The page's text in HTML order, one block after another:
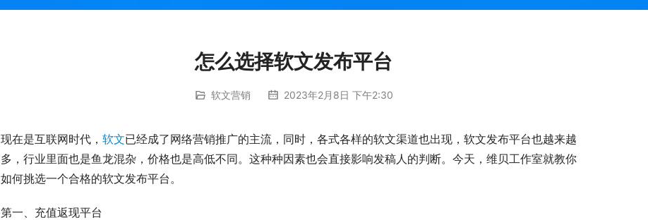
怎么选择软文发布平台
软文营销 2023年2月8日 下午2:30
现在是互联网时代， 软文已经成了网络营销推广的主流，同时，各式各样的软文渠道也出现，软文发布平台也越来越
多，行业里面也是鱼龙混杂，价格也是高低不同。这种种因素也会直接影响发稿人的判断。今天，维贝工作室就教你
如何挑选一个合格的软文发布平台。
第一、充值返现平台